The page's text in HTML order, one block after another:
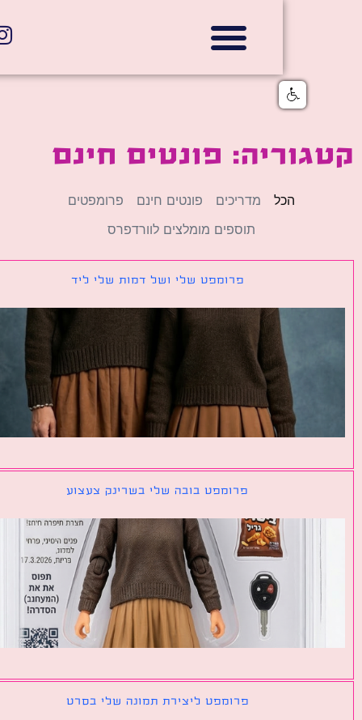
פונטים חינם
מדריכים פונטים חינם
פרומפטים
תוספים מומלצים לוורדפרס
פרומפט שלי ושל דמות שלי ליד
פרומפט בובה שלי בשרינק צעצוע
פרומפט ליצירת תמונה שלי בסרט